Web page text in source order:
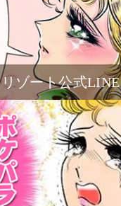
リゾート公式LINE